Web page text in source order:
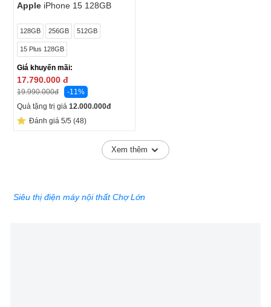
Apple iPhone 15 128GB
128GB 256GB 512GB
15 Plus 128GB
Giá khuyến mãi:
17.790.000 đ
19.990.000đ
-11%
Quà tặng trị giá 12.000.000đ
Đánh giá 5/5 (48)
Xem thêm
Siêu thị điện máy nội thất Chợ Lớn